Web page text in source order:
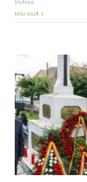
închise
ȘEDINȚĂ
ORDINARĂ
Mai mult